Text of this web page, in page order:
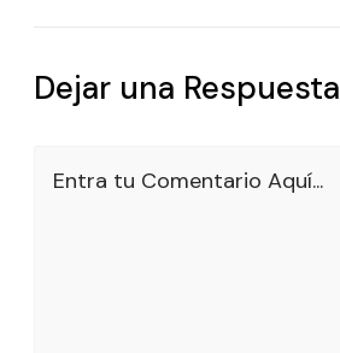
Dejar una Respuesta
Entra tu Comentario Aquí...